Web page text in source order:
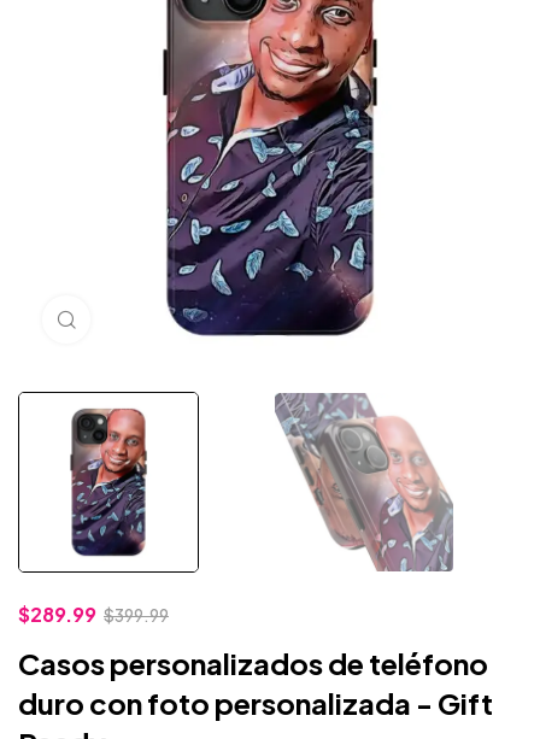
Haga clic para ampliar
$289.99 $399.99
Casos personalizados de teléfono
duro con foto personalizada - Gift